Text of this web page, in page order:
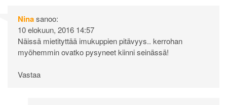
Ninasanoo:
10 elokuun, 2016 14:57
Näissä mietityttää imukuppien pitävyys.. kerrohan
myöhemmin ovatko pysyneet kiinni seinässä!
Vastaa